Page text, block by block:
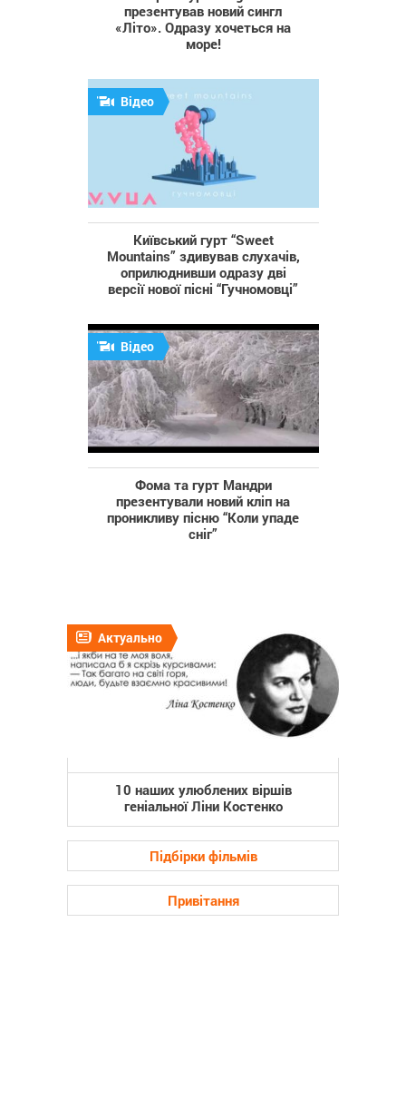
презентував новий сингл
«Літо». Одразу хочеться на
море!
Відео
Київський гурт “Sweet
Mountains” здивував слухачів,
оприлюднивши одразу дві
версії нової пісні “Гучномовці”
Відео
Фома та гурт Мандри
презентували новий кліп на
проникливу пісню “Коли упаде
сніг”
Актуально
10 наших улюблених віршів
геніальної Ліни Костенко
Підбірки фільмів
Привітання